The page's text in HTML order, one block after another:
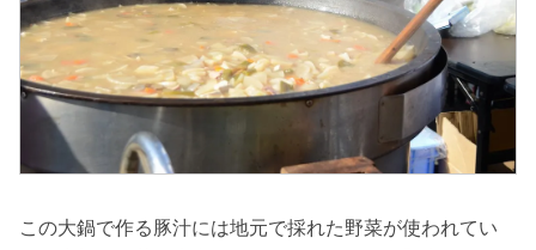
この大鍋で作る豚汁には地元で採れた野菜が使われてい